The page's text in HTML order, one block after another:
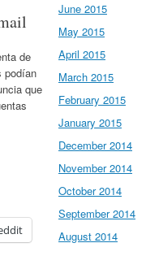
de
podían
que
June 2015
May 2015
April 2015
March 2015
February 2015
January 2015
December 2014
November 2014
October 2014
September 2014
August 2014